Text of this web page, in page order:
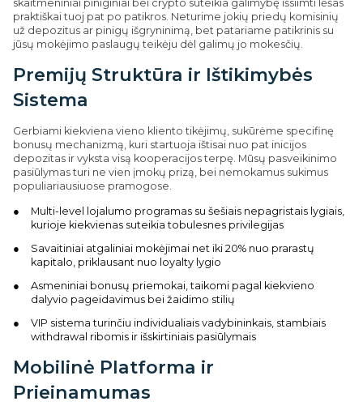
skaitmeniniai piniginiai bei crypto suteikia galimybę išsiimti lėšas
praktiškai tuoj pat po patikros. Neturime jokių priedų komisinių
už depozitus ar pinigų išgryninimą, bet patariame patikrinis su
jūsų mokėjimo paslaugų teikėju dėl galimų jo mokesčių.
Premijų Struktūra ir Ištikimybės
Sistema
Gerbiami kiekviena vieno kliento tikėjimų, sukūrėme specifinę
bonusų mechanizmą, kuri startuoja ištisai nuo pat inicijos
depozitas ir vyksta visą kooperacijos terpę. Mūsų pasveikinimo
pasiūlymas turi ne vien įmokų prizą, bei nemokamus sukimus
populiariausiuose pramogose.
Multi-level lojalumo programas su šešiais nepagristais lygiais,
kurioje kiekvienas suteikia tobulesnes privilegijas
Savaitiniai atgaliniai mokėjimai net iki 20% nuo prarastų
kapitalo, priklausant nuo loyalty lygio
Asmeniniai bonusų priemokai, taikomi pagal kiekvieno
dalyvio pageidavimus bei žaidimo stilių
VIP sistema turinčiu individualiais vadybininkais, stambiais
withdrawal ribomis ir išskirtiniais pasiūlymais
Mobilinė Platforma ir
Prieinamumas